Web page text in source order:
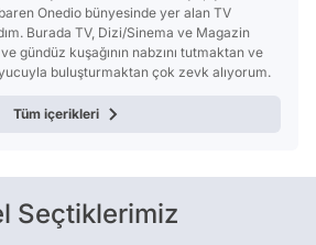
Onedio bünyesinde yer alan TV
Burada TV, Dizi/Sinema ve Magazin
gündüz kuşağının nabzını tutmaktan ve
buluşturmaktan çok zevk alıyorum.
Tüm içerikleri
Seçtiklerimiz